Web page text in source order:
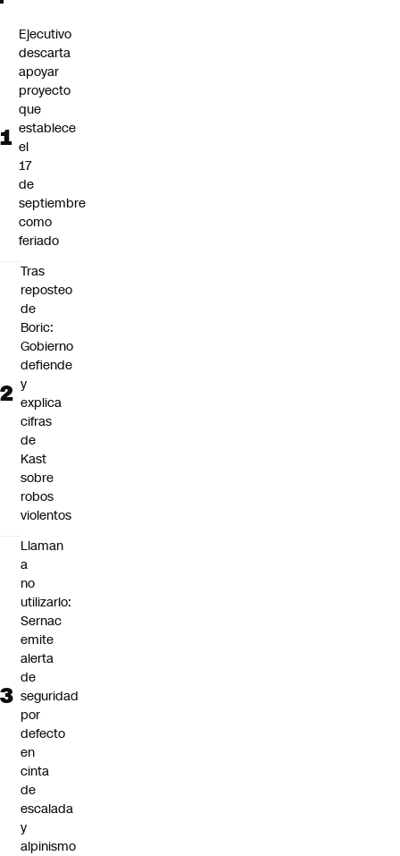
Ejecutivo
descarta
apoyar
proyecto
que
establece
el
17
de
septiembre
como
feriado
Tras
reposteo
de
Boric:
Gobierno
defiende
y
explica
cifras
de
Kast
sobre
robos
violentos
Llaman
a
no
utilizarlo:
Sernac
emite
alerta
de
seguridad
por
defecto
en
cinta
de
escalada
y
alpinismo